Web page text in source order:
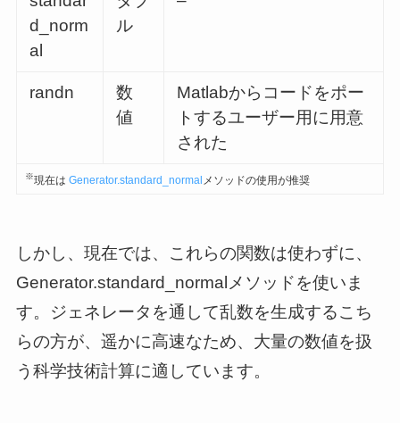
d_norm
al
ル
randn
数
値
Matlabからコードをポー
トするユーザー用に用意
された
※現在は Generator.standard_normal メソッドの使用が推奨
しかし、現在では、これらの関数は使わずに、
Generator.standard_normalメソッドを使いま
す。ジェネレータを通して乱数を生成するこち
らの方が、遥かに高速なため、大量の数値を扱
う科学技術計算に適しています。